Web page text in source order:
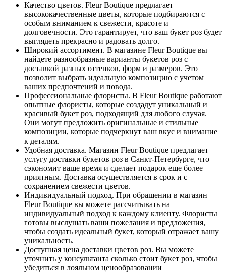
Качество цветов. Fleur Boutique предлагает
высококачественные цветы, которые подбираются с
особым вниманием к свежести, красоте и
долговечности. Это гарантирует, что ваш букет роз будет
выглядеть прекрасно и радовать долго.
Широкий ассортимент. В магазине Fleur Boutique вы
найдете разнообразные варианты букетов роз с
доставкой разных оттенков, форм и размеров. Это
позволит выбрать идеальную композицию с учетом
ваших предпочтений и повода.
Профессиональные флористы. В Fleur Boutique работают
опытные флористы, которые создадут уникальный и
красивый букет роз, подходящий для любого случая.
Они могут предложить оригинальные и стильные
композиции, которые подчеркнут ваш вкус и внимание
к деталям.
Удобная доставка. Магазин Fleur Boutique предлагает
услугу доставки букетов роз в Санкт-Петербурге, что
сэкономит ваше время и сделает подарок еще более
приятным. Доставка осуществляется в срок и с
сохранением свежести цветов.
Индивидуальный подход. При обращении в магазин
Fleur Boutique вы можете рассчитывать на
индивидуальный подход к каждому клиенту. Флористы
готовы выслушать ваши пожелания и предложения,
чтобы создать идеальный букет, который отражает вашу
уникальность.
Доступная цена доставки цветов роз. Вы можете
уточнить у консультанта сколько стоит букет роз, чтобы
убедиться в лояльном ценообразовании